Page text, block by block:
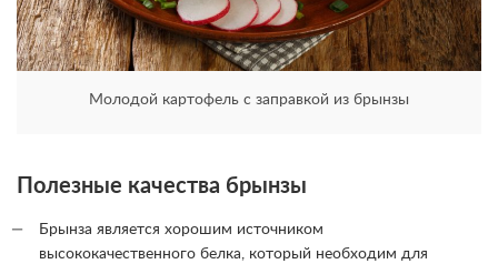
Молодой картофель с заправкой из брынзы
Полезные качества брынзы
Брынза является хорошим источником
высококачественного белка, который необходим для